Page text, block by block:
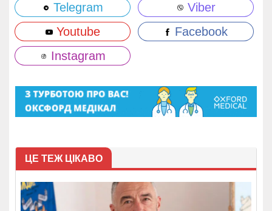
Telegram
Viber
Youtube
Facebook
Instagram
ЦЕ ТЕЖ ЦІКАВО